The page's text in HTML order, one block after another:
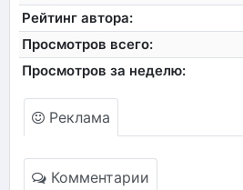
Рейтинг автора:
Просмотров всего:
Просмотров за неделю:
Реклама
Комментарии